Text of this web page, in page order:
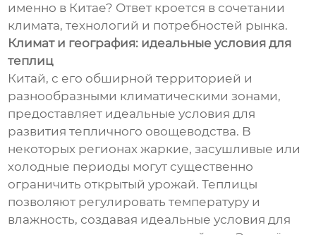
именно в Китае? Ответ кроется в сочетании
климата, технологий и потребностей рынка.
Климат и география: идеальные условия для
теплиц
Китай, с его обширной территорией и
разнообразными климатическими зонами,
предоставляет идеальные условия для
развития тепличного овощеводства. В
некоторых регионах жаркие, засушливые или
холодные периоды могут существенно
ограничить открытый урожай. Теплицы
позволяют регулировать температуру и
влажность, создавая идеальные условия для